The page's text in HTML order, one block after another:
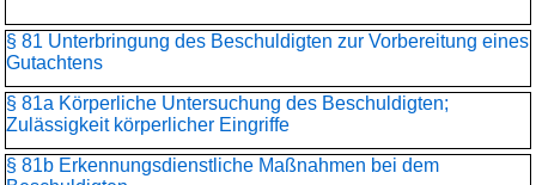
§ 81 Unterbringung des Beschuldigten zur Vorbereitung eines
Gutachtens
§ 81a Körperliche Untersuchung des Beschuldigten;
Zulässigkeit körperlicher Eingriffe
§ 81b Erkennungsdienstliche Maßnahmen bei dem